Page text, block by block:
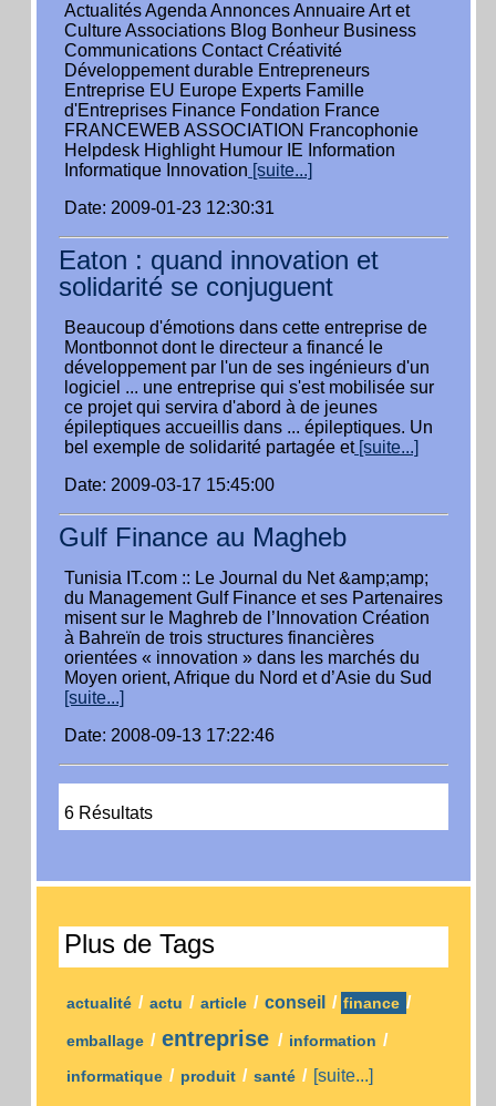
Actualités Agenda Annonces Annuaire Art et
Culture Associations Blog Bonheur Business
Communications Contact Créativité
Développement durable Entrepreneurs
Entreprise EU Europe Experts Famille
d'Entreprises Finance Fondation France
FRANCEWEB ASSOCIATION Francophonie
Helpdesk Highlight Humour IE Information
Informatique Innovation [suite...]
Date: 2009-01-23 12:30:31
Eaton : quand innovation et
solidarité se conjuguent
Beaucoup d'émotions dans cette entreprise de
Montbonnot dont le directeur a financé le
développement par l'un de ses ingénieurs d'un
logiciel ... une entreprise qui s'est mobilisée sur
ce projet qui servira d'abord à de jeunes
épileptiques accueillis dans ... épileptiques. Un
bel exemple de solidarité partagée et[suite...]
Date: 2009-03-17 15:45:00
Gulf Finance au Magheb
Tunisia IT.com :: Le Journal du Net &amp;amp;
du Management Gulf Finance et ses Partenaires
misent sur le Maghreb de l’Innovation Création
à Bahreïn de trois structures financières
orientées « innovation » dans les marchés du
Moyen orient, Afrique du Nord et d’Asie du Sud
[suite...]
Date: 2008-09-13 17:22:46
6 Résultats
Plus de Tags
actualité / actu / article / conseil / finance /
emballage / entreprise / information /
informatique / produit / santé / [suite...]